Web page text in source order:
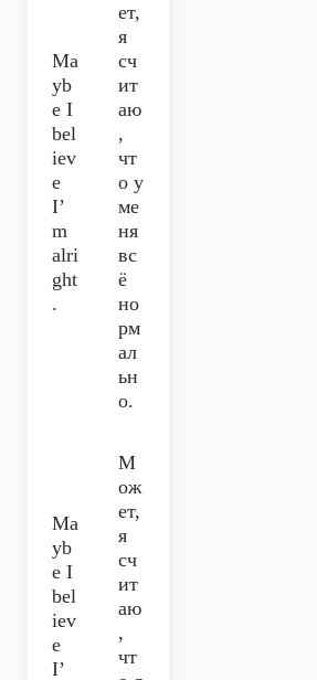
Ma
yb
e I
bel
iev
e
I’
m
alri
ght
.
ет,
я
сч
ит
аю
,
чт
о у
ме
ня
вс
ё
но
рм
ал
ьн
о.
Ma
yb
e I
bel
iev
e
I’
М
ож
ет,
я
сч
ит
аю
,
чт